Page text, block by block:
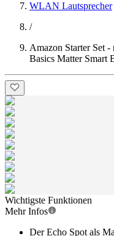
WLAN Lautsprecher
/
Amazon Starter Set
Basics Matter Smart
Wichtigste Funktionen
Mehr Infos
Der Echo Spot als